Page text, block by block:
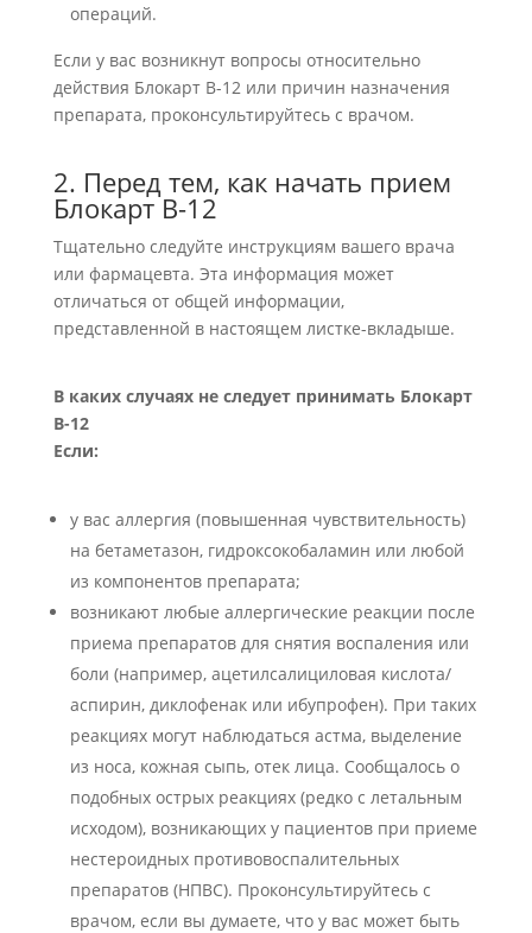
операций.
Если у вас возникнут вопросы относительно
действия Блокарт В-12 или причин назначения
препарата, проконсультируйтесь с врачом.
2. Перед тем, как начать прием
Блокарт В-12
Тщательно следуйте инструкциям вашего врача
или фармацевта. Эта информация может
отличаться от общей информации,
представленной в настоящем листке-вкладыше.
В каких случаях не следует принимать Блокарт
В-12
Если:
у вас аллергия (повышенная чувствительность)
на бетаметазон, гидроксокобаламин или любой
из компонентов препарата;
возникают любые аллергические реакции после
приема препаратов для снятия воспаления или
боли (например, ацетилсалициловая кислота/
аспирин, диклофенак или ибупрофен). При таких
реакциях могут наблюдаться астма, выделение
из носа, кожная сыпь, отек лица. Сообщалось о
подобных острых реакциях (редко с летальным
исходом), возникающих у пациентов при приеме
нестероидных противовоспалительных
препаратов (НПВС). Проконсультируйтесь с
врачом, если вы думаете, что у вас может быть